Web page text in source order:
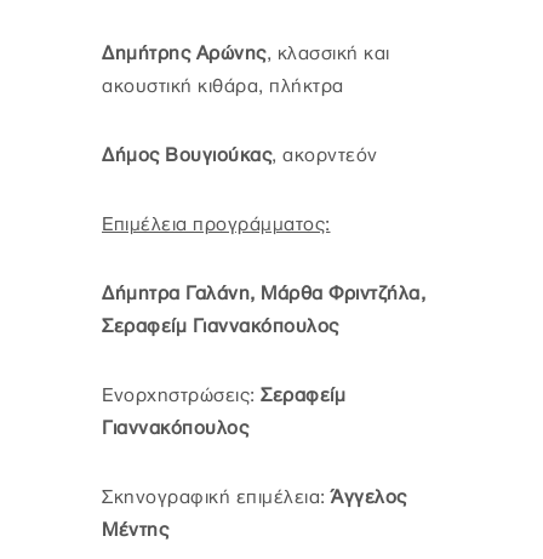
Δημήτρης Αρώνης, κλασσική και
ακουστική κιθάρα, πλήκτρα
Δήμος Βουγιούκας, ακορντεόν
Επιμέλεια προγράμματος:
Δήμητρα Γαλάνη, Μάρθα Φριντζήλα,
Σεραφείμ Γιαννακόπουλος
Ενορχηστρώσεις: Σεραφείμ
Γιαννακόπουλος
Σκηνογραφική επιμέλεια: Άγγελος
Μέντης